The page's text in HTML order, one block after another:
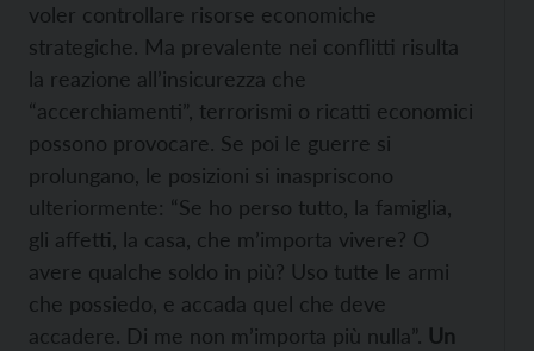
voler controllare risorse economiche
strategiche. Ma prevalente nei conflitti risulta
la reazione all’insicurezza che
“accerchiamenti”, terrorismi o ricatti economici
possono provocare. Se poi le guerre si
prolungano, le posizioni si inaspriscono
ulteriormente: “Se ho perso tutto, la famiglia,
gli affetti, la casa, che m’importa vivere? O
avere qualche soldo in più? Uso tutte le armi
che possiedo, e accada quel che deve
accadere. Di me non m’importa più nulla”. Un